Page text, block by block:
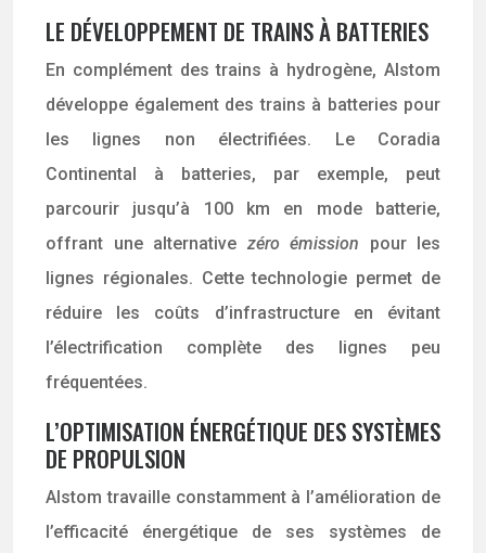
LE DÉVELOPPEMENT DE TRAINS À BATTERIES
En complément des trains à hydrogène, Alstom
développe également des trains à batteries pour
les lignes non électrifiées. Le Coradia
Continental à batteries, par exemple, peut
parcourir jusqu’à 100 km en mode batterie,
offrant une alternative zéro émission pour les
lignes régionales. Cette technologie permet de
réduire les coûts d’infrastructure en évitant
l’électrification complète des lignes peu
fréquentées.
L’OPTIMISATION ÉNERGÉTIQUE DES SYSTÈMES
DE PROPULSION
Alstom travaille constamment à l’amélioration de
l’efficacité énergétique de ses systèmes de